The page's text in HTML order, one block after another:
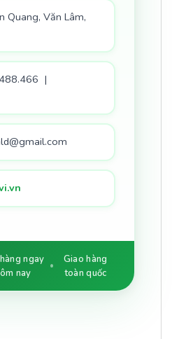
Quang, Văn Lâm,
|
ngay
nay
Giao hàng
toàn quốc